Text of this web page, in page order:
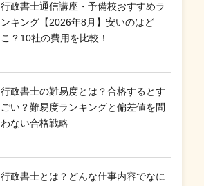
行政書士通信講座・予備校おすすめラ
ンキング【2026年8月】安いのはど
こ？10社の費用を比較！
行政書士の難易度とは？合格するとす
ごい？難易度ランキングと偏差値を問
わない合格戦略
行政書士とは？どんな仕事内容でなに